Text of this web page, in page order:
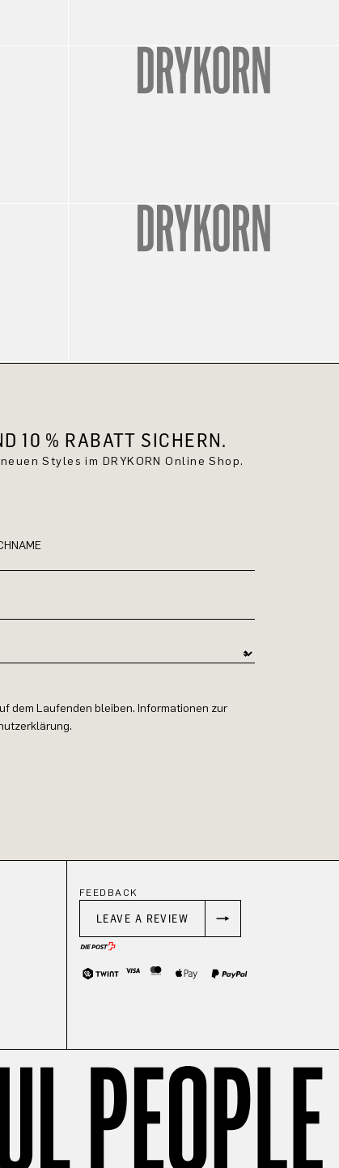
10 % RABATT SICHERN.
Styles im DRYKORN Online Shop.
dem Laufenden bleiben. Informationen zur
FEEDBACK
LEAVE A REVIEW